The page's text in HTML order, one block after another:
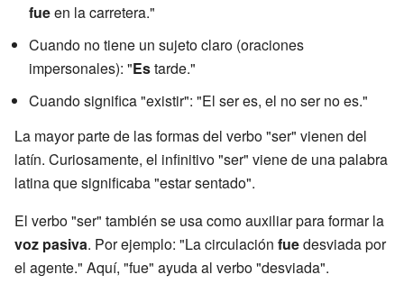
fueen la carretera."
Cuando no tiene un sujeto claro (oraciones
impersonales): "Estarde."
Cuando significa "existir": "El ser es, el no ser no es."
La mayor parte de las formas del verbo "ser" vienen del
latín. Curiosamente, el infinitivo "ser" viene de una palabra
latina que significaba "estar sentado".
El verbo "ser" también se usa como auxiliar para formar la
voz pasiva. Por ejemplo: "La circulación fuedesviada por
el agente." Aquí, "fue" ayuda al verbo "desviada".